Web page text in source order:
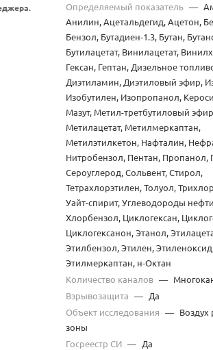
Определяемый показатель —
Анилин, Ацетальдегид, Ацетон,
Бензол, Бутадиен-1.3, Бутан,
Бутилацетат, Винилацетат,
Гексан, Гептан, Дизельное
Диэтиламин, Диэтиловый эфир,
Изобутилен, Изопропанол,
Мазут, Метил-третбутиловый
Метилацетат, Метилмеркаптан,
Метилэтилкетон, Нафталин,
Нитробензол, Пентан, Пропанол,
Сероуглерод, Сольвент, Стирол,
Тетрахлорэтилен, Толуол,
Уайт-спирит, Углеводороды
Хлорбензол, Циклогексан,
Циклогексанон, Этанол,
Этилбензол, Этилен,
Этилмеркаптан, н-Октан
Количество каналов —
Взрывозащита — Да
Объект исследования — Воздух
зоны
Госреестр СИ — Да